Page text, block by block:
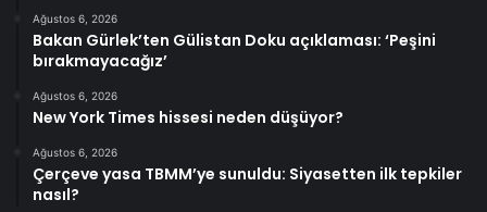
Ağustos 6, 2026
Bakan Gürlek’ten Gülistan Doku açıklaması: ‘Peşini
bırakmayacağız’
Ağustos 6, 2026
New York Times hissesi neden düşüyor?
Ağustos 6, 2026
Çerçeve yasa TBMM’ye sunuldu: Siyasetten ilk tepkiler
nasıl?